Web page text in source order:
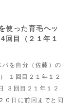
った育毛ヘッ
回目（２１年１
を自分（佐藤）の
１回目２１年１２
３回目２１年１２
０日に前回までと同